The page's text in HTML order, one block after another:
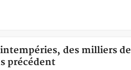
des milliers de
précédent